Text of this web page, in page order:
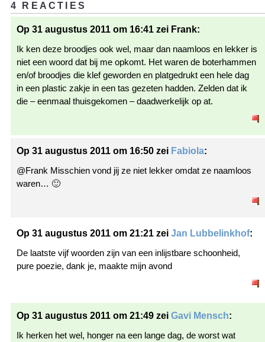
4 REACTIES
Op 31 augustus 2011 om 16:41 zei Frank:
Ik ken deze broodjes ook wel, maar dan naamloos en lekker is
niet een woord dat bij me opkomt. Het waren de boterhammen
en/of broodjes die klef geworden en platgedrukt een hele dag
in een plastic zakje in een tas gezeten hadden. Zelden dat ik
die – eenmaal thuisgekomen – daadwerkelijk op at.
Op 31 augustus 2011 om 16:50 zei Fabiola:
@Frank Misschien vond jij ze niet lekker omdat ze naamloos
waren… 🙂
Op 31 augustus 2011 om 21:21 zei Jan Lubbelinkhof:
De laatste vijf woorden zijn van een inlijstbare schoonheid,
pure poezie, dank je, maakte mijn avond
Op 31 augustus 2011 om 21:49 zei Gavi Mensch:
Ik herken het wel, honger na een lange dag, de worst wat